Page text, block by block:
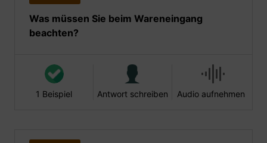
Was müssen Sie beim Wareneingang
beachten?
1 Beispiel Antwort schreiben Audio aufnehmen